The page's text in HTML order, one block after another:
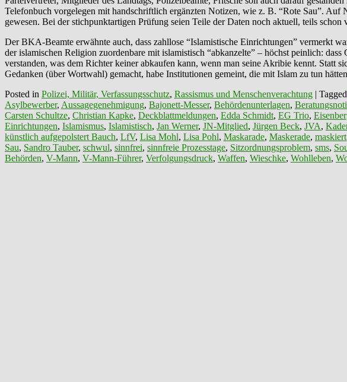
Telefonbuch vorgelegen mit handschriftlich ergänzten Notizen, wie z. B. “Rote Sau”.
gewesen. Bei der stichpunktartigen Prüfung seien Teile der Daten noch aktuell, teils
Der BKA-Beamte erwähnte auch, dass zahllose “Islamistische Einrichtungen” vermerkt
der islamischen Religion zuordenbare mit islamistisch “abkanzelte” – höchst peinlich:
verstanden, was dem Richter keiner abkaufen kann, wenn man seine Akribie kennt. Statt
Gedanken (über Wortwahl) gemacht, habe Institutionen gemeint, die mit Islam zu tun
Posted in Polizei, Militär, Verfassungsschutz, Rassismus und Menschenverachtung | Tagged
Asylbewerber, Aussagegenehmigung, Bajonett-Messer, Behördenunterlagen,
Carsten Schultze, Christian Kapke, Deckblattmeldungen, Edda Schmidt, EG Trio,
Einrichtungen, Islamismus, Islamistisch, Jan Werner, JN-Mitglied, Jürgen Beck, JVA,
künstlich aufgepolstert Bauch, LfV, Lisa Mohl, Lisa Pohl, Maskarade, Maskerade, maskiert
Sau, Sandro Tauber, schwul, sinnfrei, sinnfreie Prozesstage, Sitzordnungsproblem, sms,
Behörden, V-Mann, V-Mann-Führer, Verfolgungsdruck, Waffen, Wieschke, Wohlleben,